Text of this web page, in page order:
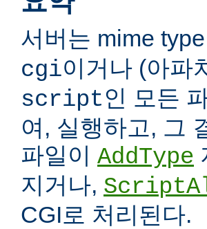
서버는 mime type
cgi이거나 (아파
script인 모든
여, 실행하고, 그
파일이 AddType
지거나,
CGI로 처리된다.